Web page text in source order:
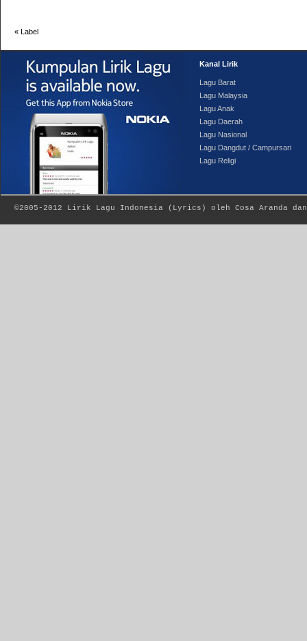
« Label
Kanal Lirik
Lagu Barat
Lagu Malaysia
Lagu Anak
Lagu Daerah
Lagu Nasional
Lagu Dangdut / Campursari
Lagu Religi
©2005-2012 Lirik Lagu Indonesia ( Lyrics ) oleh Cosa Aranda